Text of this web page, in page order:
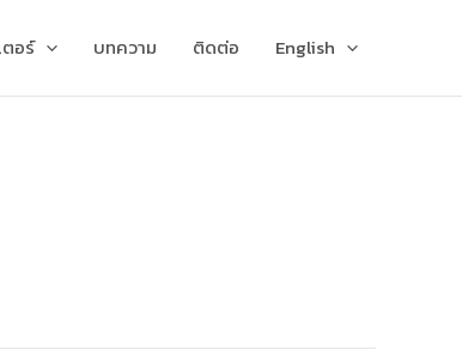
ตอร์ บทความ ติดต่อ English